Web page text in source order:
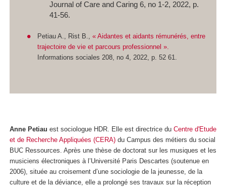
Journal of Care and Caring6, no1‑2, 2022, p.
41‑56.
Petiau A., Rist B., « Aidantes et aidants rémunérés, entre
trajectoire de vie et parcours professionnel ».
Informations sociales 208, no 4, 2022, p. 52 61.
Anne Petiau est sociologue HDR. Elle est directrice du Centre d'Etude
et de Recherche Appliquées (CERA) du Campus des métiers du social
BUC Ressources. Après une thèse de doctorat sur les musiques et les
musiciens électroniques à l’Université Paris Descartes (soutenue en
2006), située au croisement d’une sociologie de la jeunesse, de la
culture et de la déviance, elle a prolongé ses travaux sur la réception